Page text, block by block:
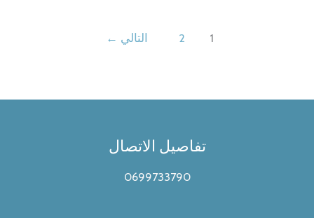
1
2 التالي ←
تفاصيل الاتصال
0699733790